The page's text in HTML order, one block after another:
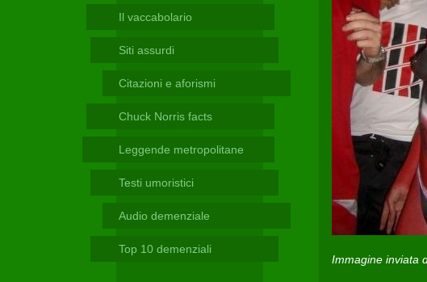
Il vaccabolario
Siti assurdi
Citazioni e aforismi
Chuck Norris facts
Leggende metropolitane
Testi umoristici
Audio demenziale
Top 10 demenziali
Immagine inviata